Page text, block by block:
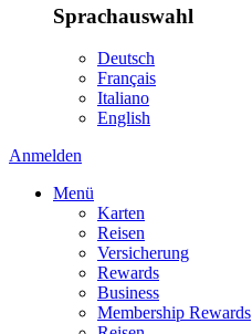
Sprachauswahl
Deutsch
Français
Italiano
English
Anmelden
Menü
Karten
Reisen
Versicherung
Rewards
Business
Membership Rewards